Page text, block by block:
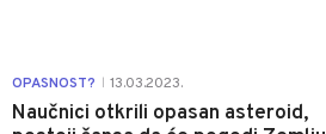
OPASNOST? 13.03.2023.
Naučnici otkrili opasan asteroid,